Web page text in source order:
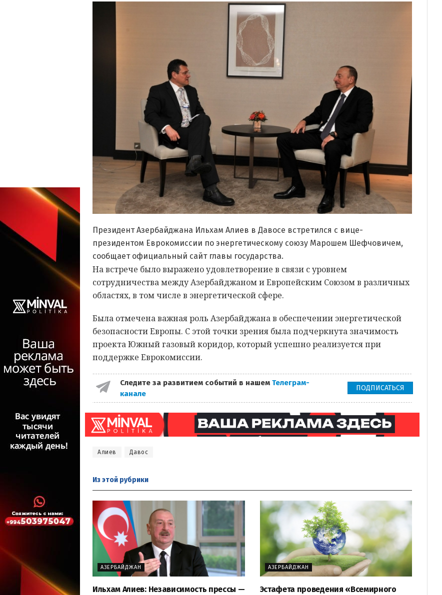
Президент Азербайджана Ильхам Алиев в Давосе встретился с вице-
президентом Еврокомиссии по энергетическому союзу Марошем Шефчовичем,
сообщает официальный сайт главы государства.
На встрече было выражено удовлетворение в связи с уровнем
сотрудничества между Азербайджаном и Европейским Союзом в различных
областях, в том числе в энергетической сфере.
Была отмечена важная роль Азербайджана в обеспечении энергетической
безопасности Европы. С этой точки зрения была подчеркнута значимость
проекта Южный газовый коридор, который успешно реализуется при
поддержке Еврокомиссии.
Следите за развитием событий в нашем Телеграм-
канале
ПОДПИСАТЬСЯ
Алиев Давос
Из этой рубрики
АЗЕРБАЙДЖАН
Ильхам Алиев: Независимость прессы —
АЗЕРБАЙДЖАН
Эстафета проведения «Всемирного